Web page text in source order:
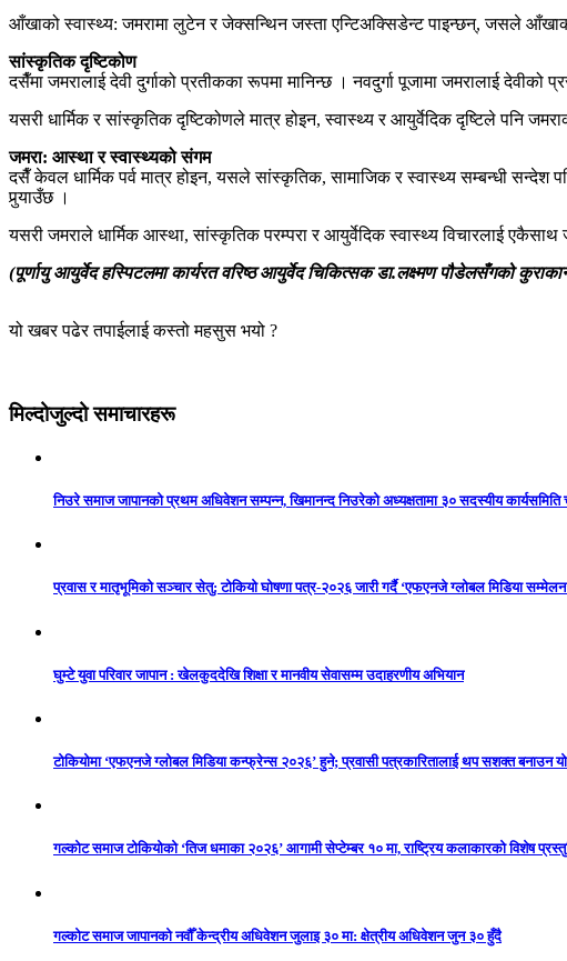
आँखाको स्वास्थ्य: जमरामा लुटेन र जेक्सन्थिन जस्ता एन्टिअक्सिडेन्ट पाइन्छन्, जसले आँखाको
सांस्कृतिक दृष्टिकोण
दसैँमा जमरालाई देवी दुर्गाको प्रतीकका रूपमा मानिन्छ । नवदुर्गा पूजामा जमरालाई
यसरी धार्मिक र सांस्कृतिक दृष्टिकोणले मात्र होइन, स्वास्थ्य र आयुर्वेदिक दृष्टिले पनि
जमरा: आस्था र स्वास्थ्यको संगम
दसैँ केवल धार्मिक पर्व मात्र होइन, यसले सांस्कृतिक, सामाजिक र स्वास्थ्य सम्बन्धी सन्देश
पुर्‍याउँछ ।
यसरी जमराले धार्मिक आस्था, सांस्कृतिक परम्परा र आयुर्वेदिक स्वास्थ्य विचारलाई एकैसाथ
(पूर्णायु आयुर्वेद हस्पिटलमा कार्यरत वरिष्ठ आयुर्वेद चिकित्सक डा.लक्ष्मण पौडेलसँगको
यो खबर पढेर तपाईलाई कस्तो महसुस भयो ?
मिल्दोजुल्दो समाचारहरू
निउरे समाज जापानको प्रथम अधिवेशन सम्पन्न, खिमानन्द निउरेको अध्यक्षतामा ३० सदस्यीय
प्रवास र मातृभूमिको सञ्चार सेतु: टोकियो घोषणा पत्र-२०२६ जारी गर्दै ‘एफएनजे ग्लोबल मिडिया
घुम्टे युवा परिवार जापान : खेलकुददेखि शिक्षा र मानवीय सेवासम्म उदाहरणीय अभियान
टोकियोमा ‘एफएनजे ग्लोबल मिडिया कन्फ्रेन्स २०२६’ हुने; प्रवासी पत्रकारितालाई थप सशक्त बनाउन
गल्कोट समाज टोकियोको ‘तिज धमाका २०२६’ आगामी सेप्टेम्बर १० मा, राष्ट्रिय कलाकारको विशेष
गल्कोट समाज जापानको नवौँ केन्द्रीय अधिवेशन जुलाइ ३० मा: क्षेत्रीय अधिवेशन जुन ३० हुँदै